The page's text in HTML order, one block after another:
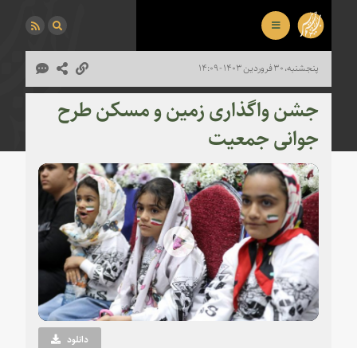
پنجشنبه، ۳۰ فروردین ۱۴۰۳ - ۱۴:۰۹
جشن واگذاری زمین و مسکن طرح
جوانی جمعیت
Play
Video دانلود